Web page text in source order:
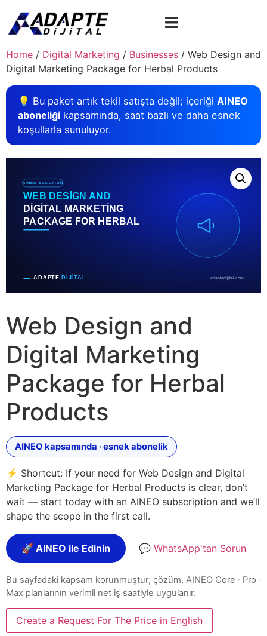
Home / Digital Marketing / Businesses / Web Design and
Digital Marketing Package for Herbal Products
💡 Bu paket artık tekil satışta değil; içeriği AINEO
aboneliği kapsamında, saat bazlı ve daha esnek
koşullarla sunuluyor.
Web Design and
Digital Marketing
Package for Herbal
Products
AINEO kapsamında · esnek abonelik
⚡ Shortcut: If your need for Web Design and Digital
Marketing Package for Herbal Products is clear, don’t
wait — start today with an AINEO subscription and we’ll
shape the scope in the first call.
🚀 AINEO ile Edinin 💬 WhatsApp'tan Sorun
Bu sayfadaki kapsam korunmuştur; çözüm, AINEO Core · Pro ·
Max planlarının verimli net iş saatiyle uygulanır.
Create a Request For The Price in English